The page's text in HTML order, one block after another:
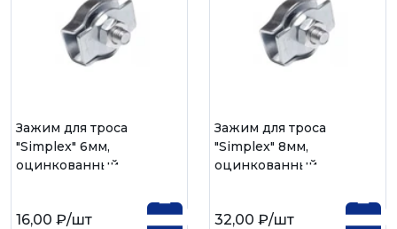
Зажим для троса
"Simplex" 6мм,
оцинкованный
16,00 ₽/шт
Зажим для троса
"Simplex" 8мм,
оцинкованный
32,00 ₽/шт